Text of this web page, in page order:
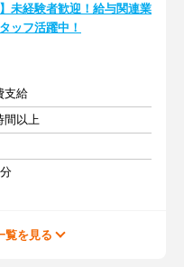
未経験者歓迎！給与関連業
ッフ活躍中！
支給
間以上
覧を見る